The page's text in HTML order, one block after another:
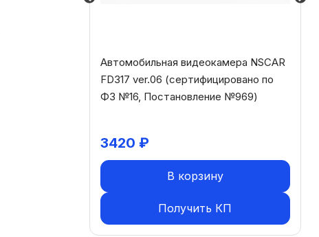
Автомобильная видеокамера NSCAR
FD317 ver.06 (сертифицировано по
ФЗ №16, Постановление №969)
3420 ₽
В корзину
Получить КП